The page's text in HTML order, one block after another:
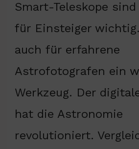
Smart-Teleskope
für Einsteiger
auch für erfahrene
Astrofotografen ein
Werkzeug. Der
hat die Astronomie
revolutioniert.